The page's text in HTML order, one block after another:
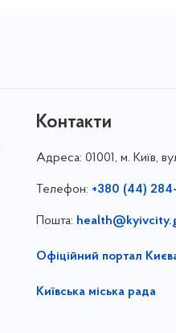
Контакти
Адреса: 01001, м. Київ,
Телефон: +380 (44)
Пошта:
Офіційний портал
Київська міська рада